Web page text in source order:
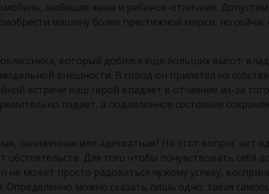
любящая жена и ребенок-отличник.
машину более престижной марки, но
который добился еще больших высот:
внешности. В город он прилетел на
встречи наш герой впадает в отчаяние из-за
падает, а подавленное состояние
заниженная или адекватная? На этот вопрос нет
обстоятельств. Для того чтобы почувствовать себя
может просто радоваться чужому успеху,
Определенно можно сказать лишь одно: такая